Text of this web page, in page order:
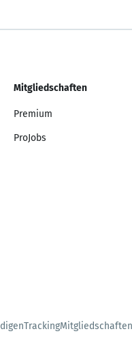
Mitgliedschaften
Premium
ProJobs
Tracking